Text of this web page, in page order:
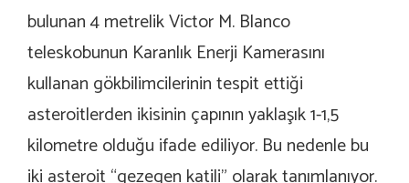
bulunan 4 metrelik Victor M. Blanco
teleskobunun Karanlık Enerji Kamerasını
kullanan gökbilimcilerinin tespit ettiği
asteroitlerden ikisinin çapının yaklaşık 1-1,5
kilometre olduğu ifade ediliyor. Bu nedenle bu